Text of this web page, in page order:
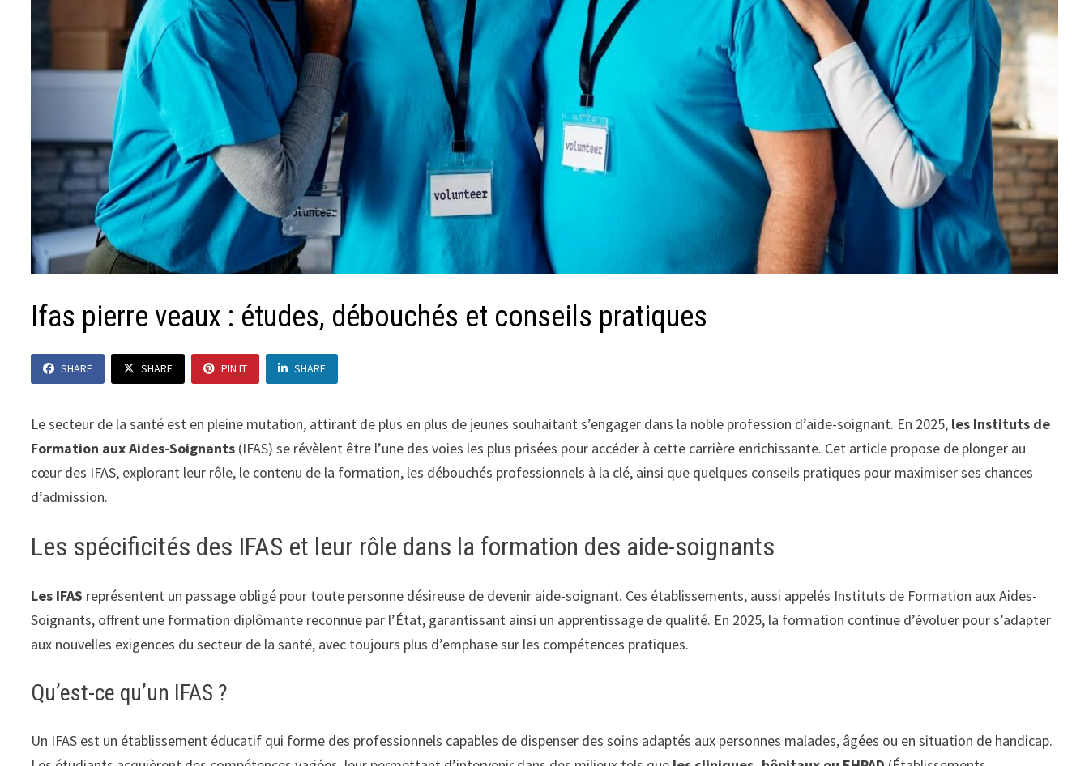
Ifas pierre veaux : études, débouchés et conseils pratiques
SHARE SHARE PIN IT SHARE
Le secteur de la santé est en pleine mutation, attirant de plus en plus de jeunes souhaitant s’engager dans la noble profession d’aide-soignant. En 2025, les Instituts de
Formation aux Aides-Soignants (IFAS) se révèlent être l’une des voies les plus prisées pour accéder à cette carrière enrichissante. Cet article propose de plonger au
cœur des IFAS, explorant leur rôle, le contenu de la formation, les débouchés professionnels à la clé, ainsi que quelques conseils pratiques pour maximiser ses chances
d’admission.
Les spécificités des IFAS et leur rôle dans la formation des aide-soignants
Les IFAS représentent un passage obligé pour toute personne désireuse de devenir aide-soignant. Ces établissements, aussi appelés Instituts de Formation aux Aides-
Soignants, offrent une formation diplômante reconnue par l’État, garantissant ainsi un apprentissage de qualité. En 2025, la formation continue d’évoluer pour s’adapter
aux nouvelles exigences du secteur de la santé, avec toujours plus d’emphase sur les compétences pratiques.
Qu’est-ce qu’un IFAS ?
Un IFAS est un établissement éducatif qui forme des professionnels capables de dispenser des soins adaptés aux personnes malades, âgées ou en situation de handicap.